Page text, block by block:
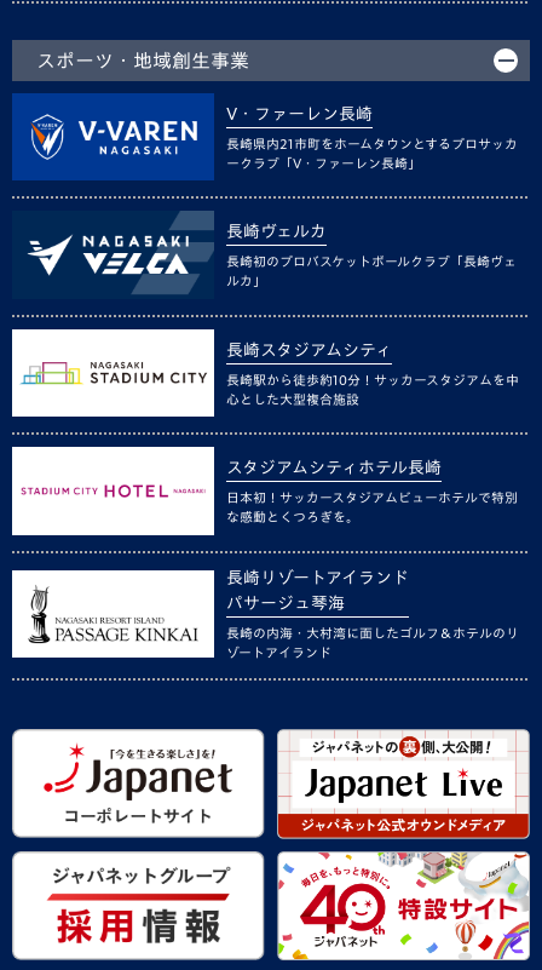
スポーツ・地域創生事業
V・ファーレン長崎
長崎県内21市町をホームタウンとするプロサッカ
ークラブ「V・ファーレン長崎」
長崎ヴェルカ
長崎初のプロバスケットボールクラブ「長崎ヴェ
ルカ」
長崎スタジアムシティ
長崎駅から徒歩約10分！サッカースタジアムを中
心とした大型複合施設
スタジアムシティホテル長崎
日本初！サッカースタジアムビューホテルで特別
な感動とくつろぎを。
長崎リゾートアイランド
パサージュ琴海
長崎の内海・大村湾に面したゴルフ＆ホテルのリ
ゾートアイランド